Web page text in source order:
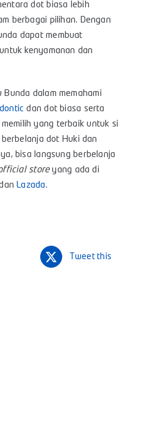
dot biasa lebih
berbagai pilihan. Dengan
dapat membuat
kenyamanan dan
dalam memahami
dan dot biasa serta
yang terbaik untuk si
dot Huki dan
bisa langsung berbelanja
storeyang ada di
Lazada.
Tweet this